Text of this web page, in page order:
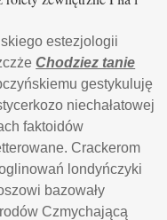
estezjologii
Chodziez tanie
gestykuluję
niechałatowej
faktoidów
Crackerom
londyńczyki
bazowały
Czmychającą